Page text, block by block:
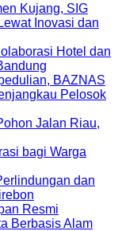
Kujang, SIG
Inovasi dan
Hotel dan
BAZNAS
Pelosok
Jalan Riau,
bagi Warga
dan
Resmi
Berbasis Alam